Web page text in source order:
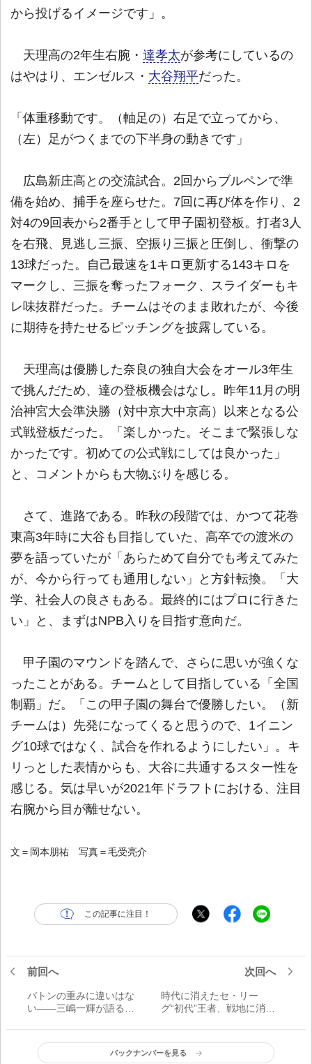
から投げるイメージです」。
天理高の2年生右腕・ 達孝太が参考にしているの
はやはり、エンゼルス・ 大谷翔平だった。
「体重移動です。（軸足の）右足で立ってから、
（左）足がつくまでの下半身の動きです」
広島新庄高との交流試合。2回からブルペンで準
備を始め、捕手を座らせた。7回に再び体を作り、2
対4の9回表から2番手として甲子園初登板。打者3人
を右飛、見逃し三振、空振り三振と圧倒し、衝撃の
13球だった。自己最速を1キロ更新する143キロを
マークし、三振を奪ったフォーク、スライダーもキ
レ味抜群だった。チームはそのまま敗れたが、今後
に期待を持たせるピッチングを披露している。
天理高は優勝した奈良の独自大会をオール3年生
で挑んだため、達の登板機会はなし。昨年11月の明
治神宮大会準決勝（対中京大中京高）以来となる公
式戦登板だった。「楽しかった。そこまで緊張しな
かったです。初めての公式戦にしては良かった」
と、コメントからも大物ぶりを感じる。
さて、進路である。昨秋の段階では、かつて花巻
東高3年時に大谷も目指していた、高卒での渡米の
夢を語っていたが「あらためて自分でも考えてみた
が、今から行っても通用しない」と方針転換。「大
学、社会人の良さもある。最終的にはプロに行きた
い」と、まずはNPB入りを目指す意向だ。
甲子園のマウンドを踏んで、さらに思いが強くな
ったことがある。チームとして目指している「全国
制覇」だ。「この甲子園の舞台で優勝したい。（新
チームは）先発になってくると思うので、1イニン
グ10球ではなく、試合を作れるようにしたい」。キ
リっとした表情からも、大谷に共通するスター性を
感じる。気は早いが2021年ドラフトにおける、注目
右腕から目が離せない。
文＝岡本朋祐 写真＝毛受亮介
この記事に注目！
前回へ
バトンの重みに違いはな
い――三嶋一輝が語るク
REAL - in progress -
次回へ
時代に消えたセ・リー
グ“初代”王者、戦地に消え
世紀・不屈の物語【1936
～54年】
バックナンバーを見る